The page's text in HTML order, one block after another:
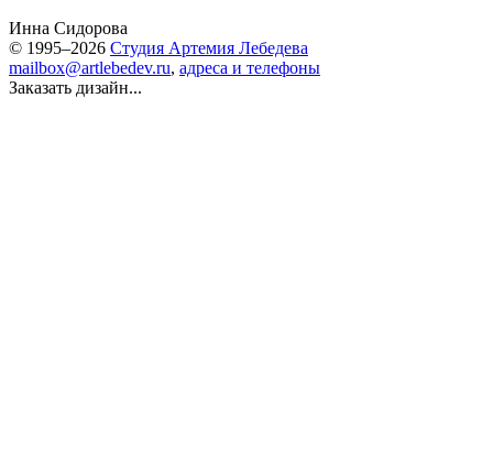
Инна Сидорова
© 1995–2026 Студия Артемия Лебедева
mailbox@artlebedev.ru, адреса и телефоны
Заказать дизайн...